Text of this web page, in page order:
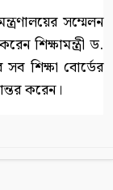
সম্মেলন
শিক্ষামন্ত্রী ড.
শিক্ষা বোর্ডের
করেন।